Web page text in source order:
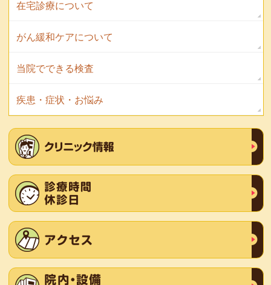
在宅診療について
がん緩和ケアについて
当院でできる検査
疾患・症状・お悩み